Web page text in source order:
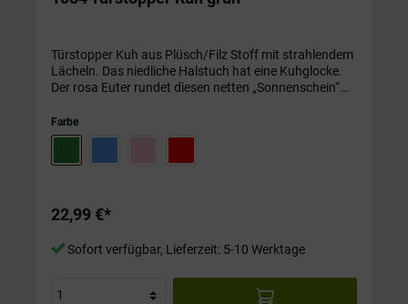
Türstopper Kuh aus Plüsch/Filz Stoff mit strahlendem
Lächeln. Das niedliche Halstuch hat eine Kuhglocke.
Der rosa Euter rundet diesen netten „Sonnenschein“
erhältlich. ca. 45 cm
Farbe
22,99 €*
Sofort verfügbar, Lieferzeit: 5-10 Werktage